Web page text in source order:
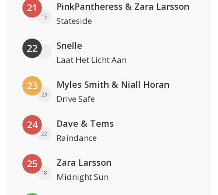
21
15
PinkPantheress & Zara Larsson
Stateside
22 Snelle
Laat Het Licht Aan
23
23
Myles Smith & Niall Horan
Drive Safe
24
22
Dave & Tems
Raindance
25
18
Zara Larsson
Midnight Sun